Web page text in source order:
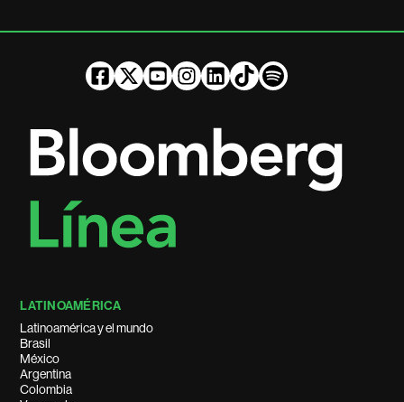
LATINOAMÉRICA
Latinoamérica y el mundo
Brasil
México
Argentina
Colombia